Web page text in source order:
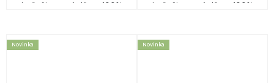
kožešiny a výplň ze 100%
kožešiny a výplň ze 100%
Novinka Novinka